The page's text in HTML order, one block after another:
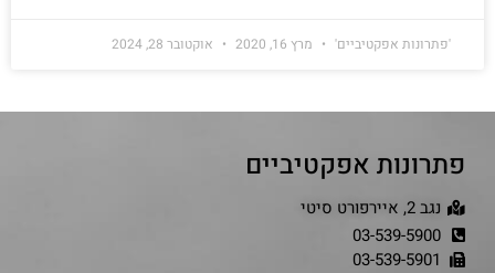
'פתרונות אפקטיביים' מרץ 16, 2020 אוקטובר 28, 2024
פתרונות אפקטיביים
נגב 2, איירפורט סיטי
03-539-5900
03-539-5901